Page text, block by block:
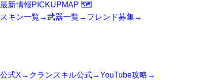
最新情報 PICKUPMAP 🗺️
スキン一覧 →武器一覧 → フレンド募集→
公式X → クランスキル公式→ YouTube攻略 →